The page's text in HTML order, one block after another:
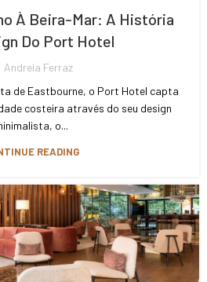
À Beira-Mar: A História
Do Port Hotel
Andreia Ferraz
de Eastbourne, o Port Hotel capta
costeira através do seu design
o...
READING